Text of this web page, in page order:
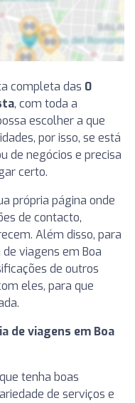
completa das 0
, com toda a
escolher a que
por isso, se está
de negócios e precisa
certo.
própria página onde
de contacto,
Além disso, para
viagens em Boa
de outros
eles, para que
de viagens em Boa
tenha boas
de serviços e